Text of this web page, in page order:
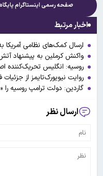
صفحه رسمی اینستاگرام
اخبار مرتبط
ارسال کمک‌های نظامی آمریکا
واکنش کرملین به پیشنهاد آتش‌بس ۳۰ روزه با
روسیه: انگلیس تحریک‌کننده
روایت نیویورک‌تایمز از
گاردین: دولت ترامپ روسیه را
ارسال نظر